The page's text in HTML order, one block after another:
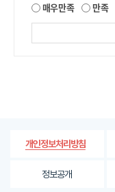
매우만족 만족
개인정보처리방침
정보공개